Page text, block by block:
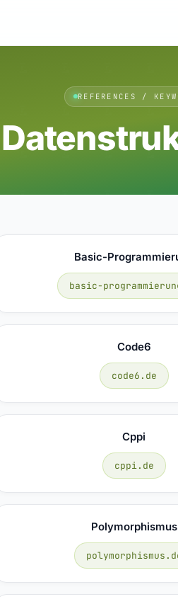
REFERENCES /
Basic-
basic-
Code6
code6.de
Cppi
cppi.de
Polymorphismus